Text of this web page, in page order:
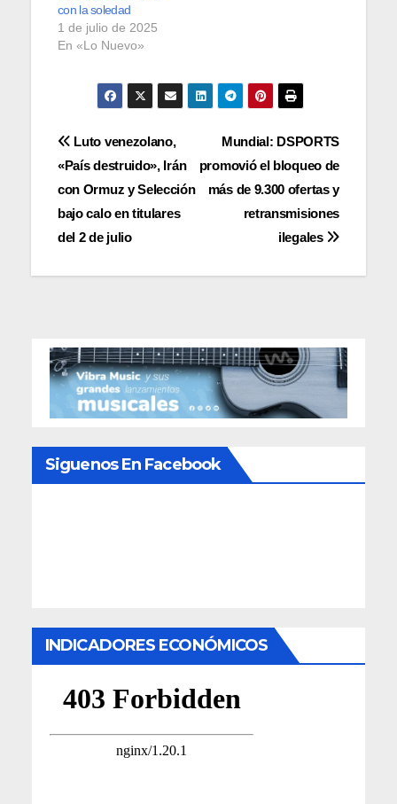
con la soledad
1 de julio de 2025
En «Lo Nuevo»
Navegación
de
entradas
Mundial: DSPORTS
promovió el bloqueo de
más de 9.300 ofertas y
retransmisiones
ilegales
Luto venezolano,
«País destruido», Irán
con Ormuz y Selección
bajo calo en titulares
del 2 de julio
Siguenos En Facebook
INDICADORES ECONÓMICOS